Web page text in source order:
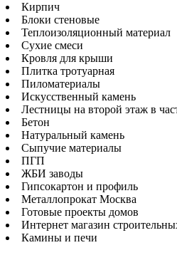
Кирпич
Блоки стеновые
Теплоизоляционный материал
Сухие смеси
Кровля для крыши
Плитка тротуарная
Пиломатериалы
Искусственный камень
Лестницы на второй этаж в
Бетон
Натуральный камень
Сыпучие материалы
ПГП
ЖБИ заводы
Гипсокартон и профиль
Металлопрокат Москва
Готовые проекты домов
Интернет магазин
Камины и печи